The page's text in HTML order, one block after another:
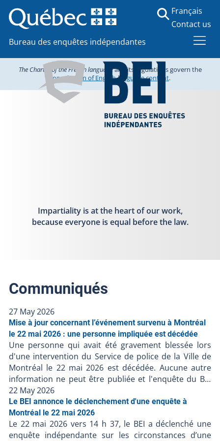
Bureau des enquêtes indépendantes
Français
Contact us
The Charter of the French languageand its regulations govern the
consultation of English-language content.
Impartiality is at the heart of our work,
because everyone is equal before the law.
Communiqués
27 May 2026
Mise à jour concernant l’événement survenu à Montréal
le 22 mai 2026 : une personne impliquée est décédée
Une personne qui avait été gravement blessée lors
d'une intervention du Service de police de la Ville de
Montréal le 22 mai 2026 est décédée. Aucune autre
information ne peut être publiée et l'enquête du BEI
est toujours en cours. Le Bureau des enquêtes
indépendantes a pour mission de faire la lumière
complète sur les faits entourant l’intervention
policière. Le BEI enquête dans tous les cas où une
personne, autre qu'un policier en service, décède,
22 May 2026
Le BEI annonce le déclenchement d'une enquête à
Montréal le 22 mai 2026
Le 22 mai 2026 vers 14 h 37, le BEI a déclenché une
enquête indépendante sur les circonstances d’une